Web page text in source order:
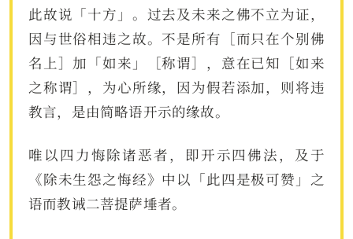
此故说「十方」。过去及未来之佛不立为证，
因与世俗相违之故。不是所有［而只在个别佛
名上］加「如来」［称谓］，意在已知［如来
之称谓］，为心所缘，因为假若添加，则将违
教言，是由简略语开示的缘故。
唯以四力悔除诸恶者，即开示四佛法，及于
《除未生怨之悔经》中以「此四是极可赞」之
语而教诫二菩提萨埵者。